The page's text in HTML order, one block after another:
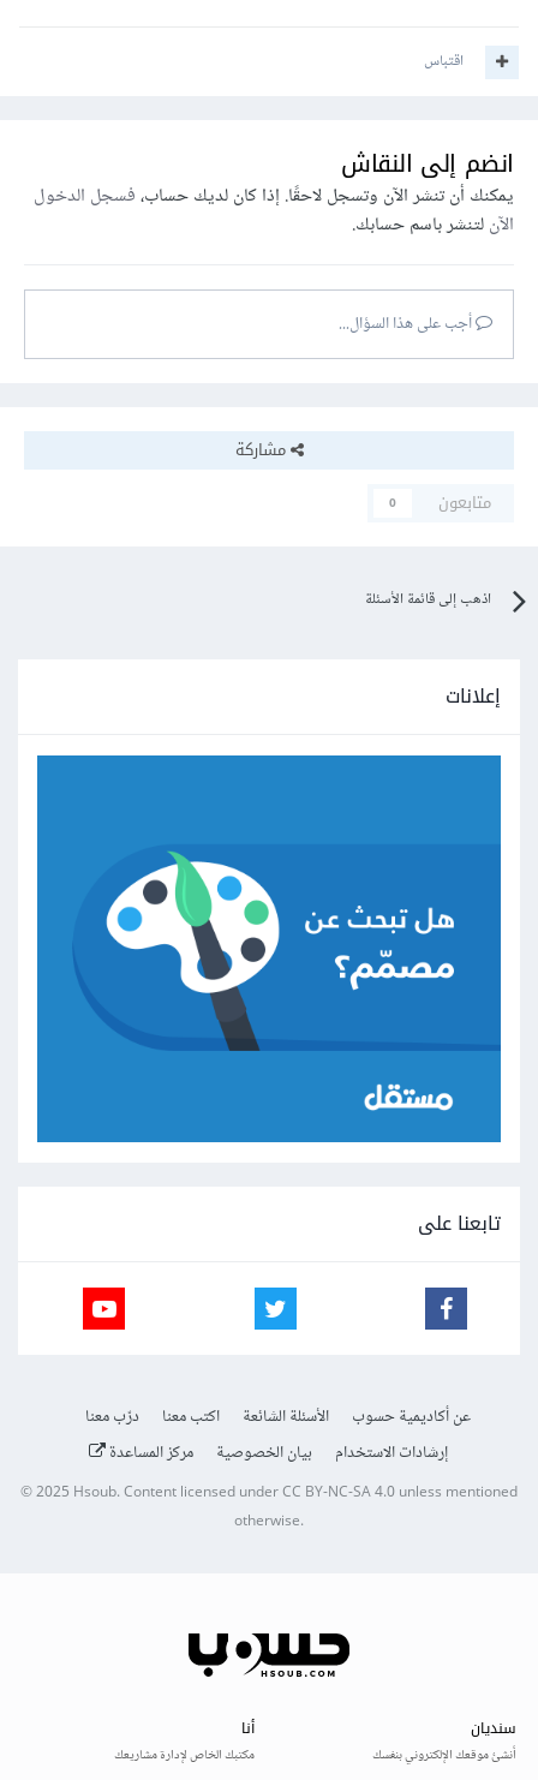
اقتباس
انضم إلى النقاش
يمكنك أن تنشر الآن وتسجل لاحقًا. إذا كان لديك حساب،فسجل الدخول
الآنلتنشر باسم حسابك.
أجب على هذا السؤال...
مشاركة
متابعون
0
اذهب إلى قائمة الأسئلة
إعلانات
تابعنا على
عن أكاديمية حسوب الأسئلة الشائعة اكتب معنا
درّب معنا
إرشادات الاستخدام
بيان الخصوصية مركز المساعدة
© 2025Hsoub.Content licensed underCC BY-NC-SA 4.0unless mentioned
otherwise.